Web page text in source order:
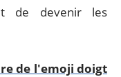
de devenir les
de l'emoji doigt